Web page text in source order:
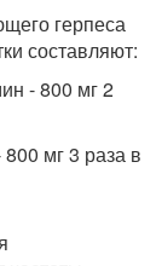
герпеса
составляют:
- 800 мг 2
мг 3 раза в